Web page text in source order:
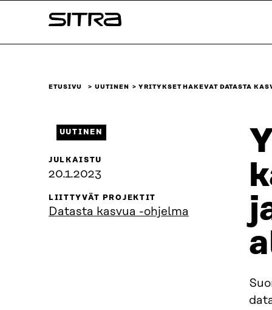
sisältöön
Sitra
ETUSIVU UUTINEN YRITYKSET HAKEVAT DATASTA
UUTINEN
JULKAISTU
20.1.2023
LIITTYVÄT PROJEKTIT
Datasta kasvua -ohjelma